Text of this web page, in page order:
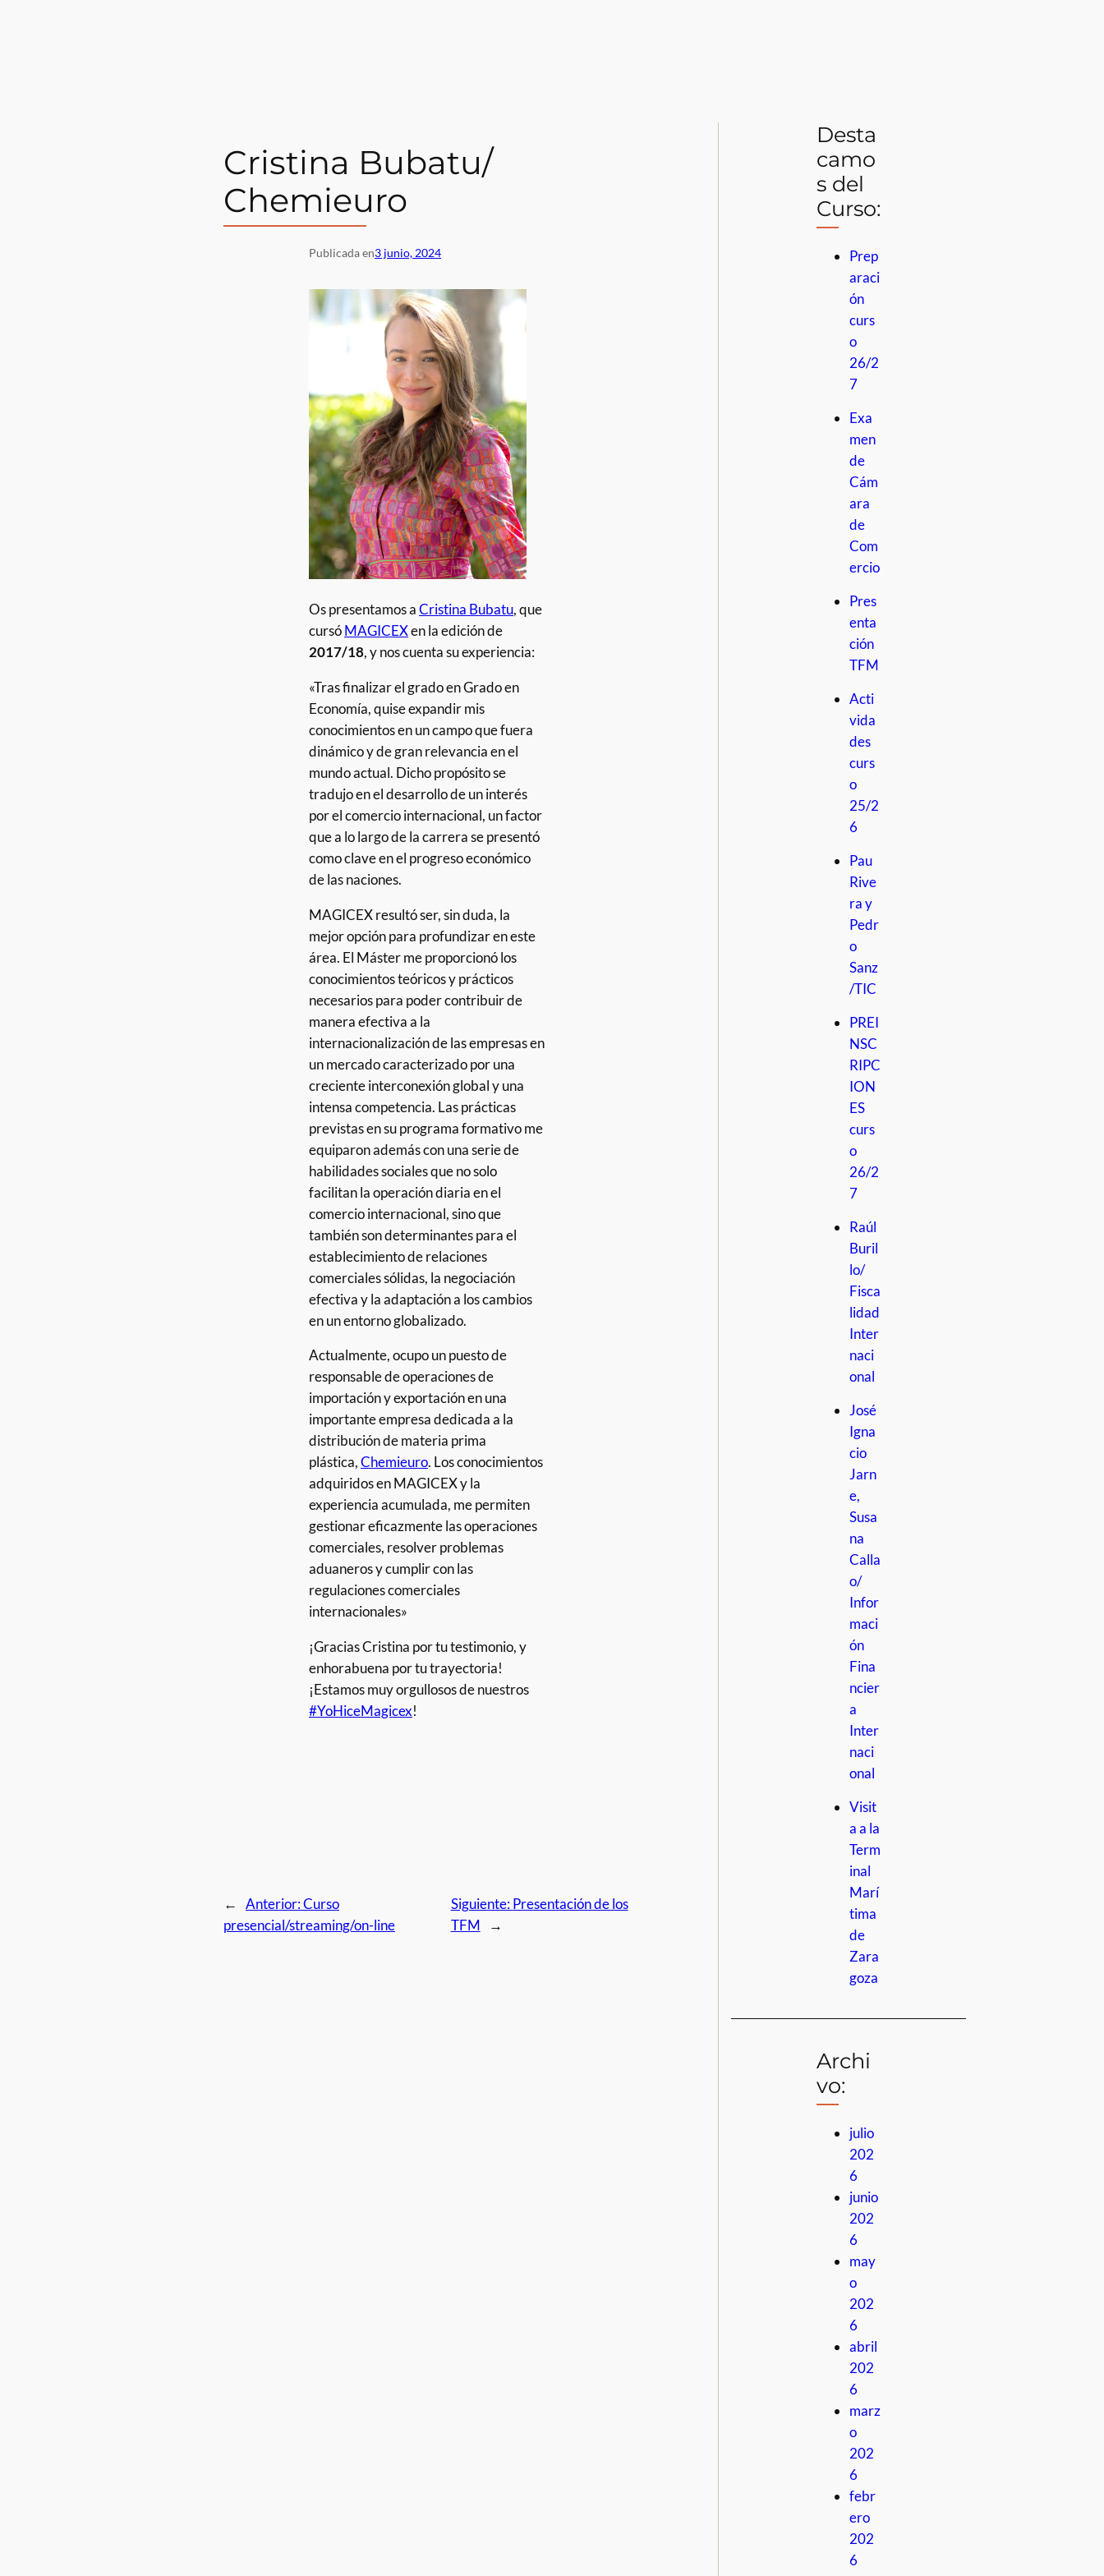
Cristina Bubatu/
Chemieuro
Publicada en3 junio, 2024
Os presentamos aCristina Bubatu, que
cursóMAGICEXen la edición de
2017/18, y nos cuenta su experiencia:
«Tras finalizar el grado en Grado en
Economía, quise expandir mis
conocimientos en un campo que fuera
dinámico y de gran relevancia en el
mundo actual. Dicho propósito se
tradujo en el desarrollo de un interés
por el comercio internacional, un factor
que a lo largo de la carrera se presentó
como clave en el progreso económico
de las naciones.
MAGICEX resultó ser, sin duda, la
mejor opción para profundizar en este
área. El Máster me proporcionó los
conocimientos teóricos y prácticos
necesarios para poder contribuir de
manera efectiva a la
internacionalización de las empresas en
un mercado caracterizado por una
creciente interconexión global y una
intensa competencia. Las prácticas
previstas en su programa formativo me
equiparon además con una serie de
habilidades sociales que no solo
facilitan la operación diaria en el
comercio internacional, sino que
también son determinantes para el
establecimiento de relaciones
comerciales sólidas, la negociación
efectiva y la adaptación a los cambios
en un entorno globalizado.
Actualmente, ocupo un puesto de
responsable de operaciones de
importación y exportación en una
importante empresa dedicada a la
distribución de materia prima
plástica,Chemieuro. Los conocimientos
adquiridos en MAGICEX y la
experiencia acumulada, me permiten
gestionar eficazmente las operaciones
comerciales, resolver problemas
aduaneros y cumplir con las
regulaciones comerciales
internacionales»
¡Gracias Cristina por tu testimonio, y
enhorabuena por tu trayectoria!
¡Estamos muy orgullosos de nuestros
#YoHiceMagicex!
← Anterior:Curso
presencial/streaming/on-line
Siguiente:Presentación de los
TFM
→
Desta
camo
s del
Curso:
Prep
araci
ón
curs
o
26/2
7
Exa
men
de
Cám
ara
de
Com
ercio
Pres
enta
ción
TFM
Acti
vida
des
curs
o
25/2
6
Pau
Rive
ra y
Pedr
o
Sanz
/TIC
PREI
NSC
RIPC
ION
ES
curs
o
26/2
7
Raúl
Buril
lo/
Fisca
lidad
Inter
naci
onal
José
Igna
cio
Jarn
e,
Susa
na
Calla
o/
Infor
maci
ón
Fina
ncier
a
Inter
naci
onal
Visit
a a la
Term
inal
Marí
tima
de
Zara
goza
Archi
vo:
julio
202
6
junio
202
6
may
o
202
6
abril
202
6
marz
o
202
6
febr
ero
202
6